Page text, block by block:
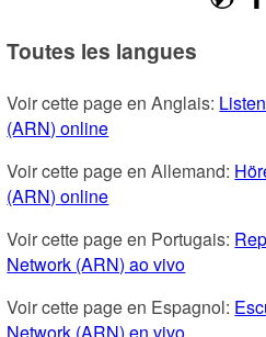
Toutes les langues
Voir cette page en Anglais:
(ARN) online
Voir cette page en Allemand:
(ARN) online
Voir cette page en Portugais:
Network (ARN) ao vivo
Voir cette page en Espagnol:
Network (ARN) en vivo